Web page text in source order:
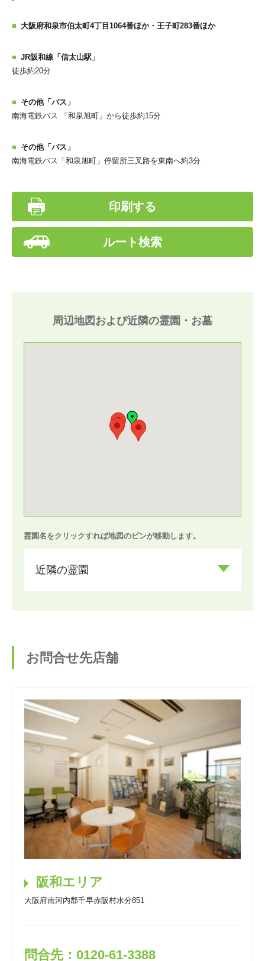
大阪府和泉市伯太町4丁目1064番ほか・王子町283番ほか
JR阪和線「信太山駅」
徒歩約20分
その他「バス」
南海電鉄バス 「和泉旭町」から徒歩約15分
その他「バス」
南海電鉄バス「和泉旭町」停留所三叉路を東南へ約3分
印刷する
ルート検索
周辺地図および近隣の霊園・お墓
霊園名をクリックすれば地図のピンが移動します。
近隣の霊園
お問合せ先店舗
阪和エリア
大阪府南河内郡千早赤阪村水分851
問合先：0120-61-3388